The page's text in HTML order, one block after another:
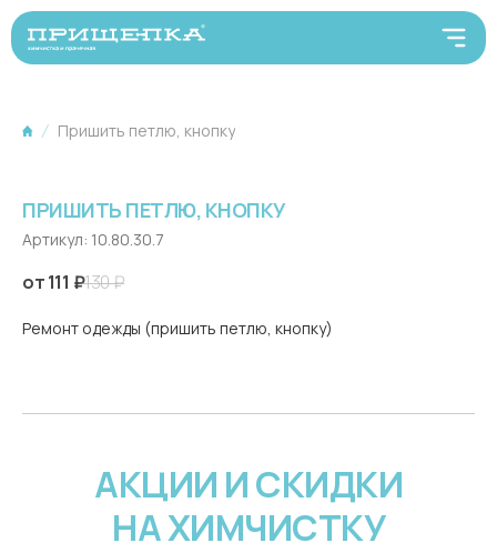
Пришить петлю, кнопку
ПРИШИТЬ ПЕТЛЮ, КНОПКУ
Артикул: 10.80.30.7
111 ₽130₽
Ремонт одежды (пришить петлю, кнопку)
АКЦИИ И СКИДКИ
НА ХИМЧИСТКУ